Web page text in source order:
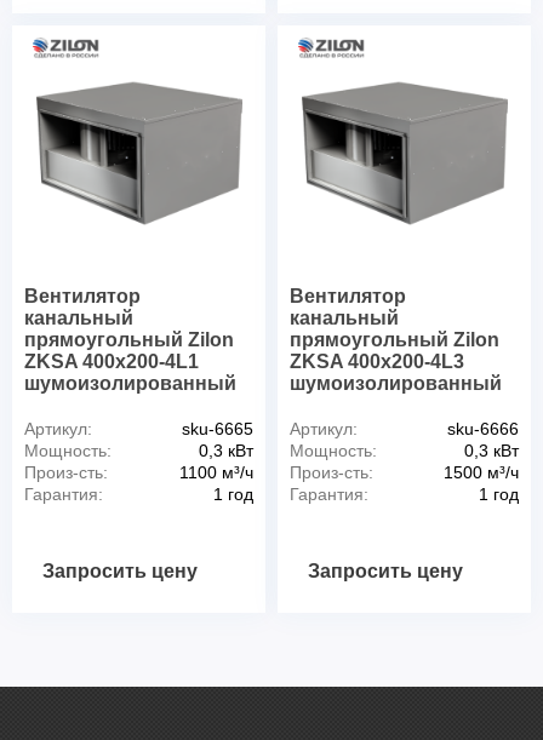
Вентилятор
канальный
прямоугольный Zilon
ZKSA 400х200-4L1
шумоизолированный
Артикул:
sku-6665
Мощность:
0,3 кВт
Произ-сть:
1100 м³/ч
Гарантия:
1 год
Запросить цену
Вентилятор
канальный
прямоугольный Zilon
ZKSA 400х200-4L3
шумоизолированный
Артикул:
sku-6666
Мощность:
0,3 кВт
Произ-сть:
1500 м³/ч
Гарантия:
1 год
Запросить цену